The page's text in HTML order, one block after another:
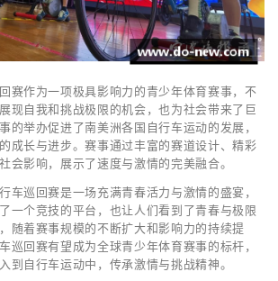
赛作为一项极具影响力的青少年体育赛事，不
现自我和挑战极限的机会，也为社会带来了巨
的举办促进了南美洲各国自行车运动的发展，
成长与进步。赛事通过丰富的赛道设计、精彩
会影响，展示了速度与激情的完美融合。
车巡回赛是一场充满青春活力与激情的盛宴，
一个竞技的平台，也让人们看到了青春与极限
随着赛事规模的不断扩大和影响力的持续提
巡回赛有望成为全球青少年体育赛事的标杆，
到自行车运动中，传承激情与挑战精神。